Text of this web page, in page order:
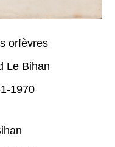
orfèvres
Le Bihan
1970